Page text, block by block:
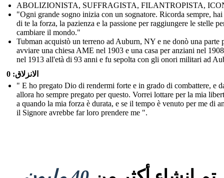
ABOLIZIONISTA, SUFFRAGISTA, FILANTROPISTA,
"Ogni grande sogno inizia con un sognatore. Ricorda sempre,
di te la forza, la pazienza e la passione per raggiungere le stelle
cambiare il mondo."
Tubman acquistò un terreno ad Auburn, NY e ne donò una parte
avviare una chiesa AME nel 1903 e una casa per anziani nel
nel 1913 all'età di 93 anni e fu sepolta con gli onori militari ad
الانزلاق: 0
" E ho pregato Dio di rendermi forte e in grado di combattere, e
allora ho sempre pregato per questo. Vorrei lottare per la mia
a quando la mia forza è durata, e se il tempo è venuto per me di
il Signore avrebbe far loro prendere me ".